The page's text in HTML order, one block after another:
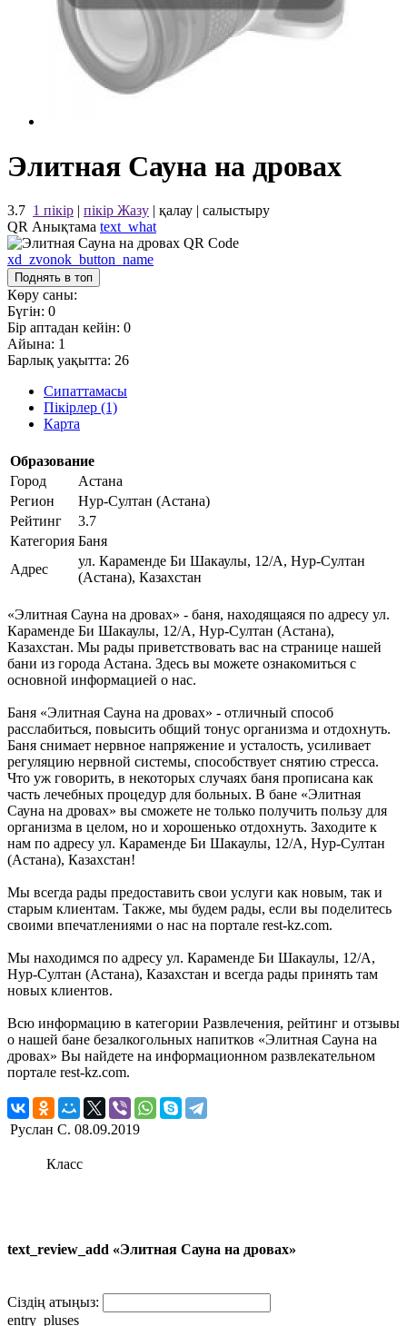
Элитная Сауна на дровах
3.7 1 пікір | пікір Жазу | қалау | салыстыру
QR Анықтама text_what
xd_zvonok_button_name
Поднять в топ
Көру саны:
Бүгін: 0
Бір аптадан кейін: 0
Айына: 1
Барлық уақытта: 26
Сипаттамасы
Пікірлер (1)
Карта
Образование
Город
Астана
Регион
Нур-Султан (Астана)
Рейтинг
3.7
Категория Баня
Адрес
ул. Караменде Би Шакаулы, 12/А, Нур-Султан
(Астана), Казахстан
«Элитная Сауна на дровах» - баня, находящаяся по адресу ул.
Караменде Би Шакаулы, 12/А, Нур-Султан (Астана),
Казахстан. Мы рады приветствовать вас на странице нашей
бани из города Астана. Здесь вы можете ознакомиться с
основной информацией о нас.
Баня «Элитная Сауна на дровах» - отличный способ
расслабиться, повысить общий тонус организма и отдохнуть.
Баня снимает нервное напряжение и усталость, усиливает
регуляцию нервной системы, способствует снятию стресса.
Что уж говорить, в некоторых случаях баня прописана как
часть лечебных процедур для больных. В бане «Элитная
Сауна на дровах» вы сможете не только получить пользу для
организма в целом, но и хорошенько отдохнуть. Заходите к
нам по адресу ул. Караменде Би Шакаулы, 12/А, Нур-Султан
(Астана), Казахстан!
Мы всегда рады предоставить свои услуги как новым, так и
старым клиентам. Также, мы будем рады, если вы поделитесь
своими впечатлениями о нас на портале rest-kz.com.
Мы находимся по адресу ул. Караменде Би Шакаулы, 12/А,
Нур-Султан (Астана), Казахстан и всегда рады принять там
новых клиентов.
Всю информацию в категории Развлечения, рейтинг и отзывы
о нашей бане безалкогольных напитков «Элитная Сауна на
дровах» Вы найдете на информационном развлекательном
портале rest-kz.com.
Руслан С. 08.09.2019
Класс
text_review_add «Элитная Сауна на дровах»
Сіздің атыңыз:
entry_pluses